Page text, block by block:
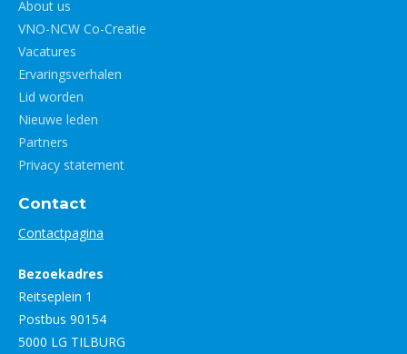
About us
VNO-NCW Co-Creatie
Vacatures
Ervaringsverhalen
Lid worden
Nieuwe leden
Partners
Privacy statement
Contact
Contactpagina
Bezoekadres
Reitseplein 1
Postbus 90154
5000 LG TILBURG